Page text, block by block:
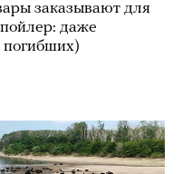
заказывают для
даже